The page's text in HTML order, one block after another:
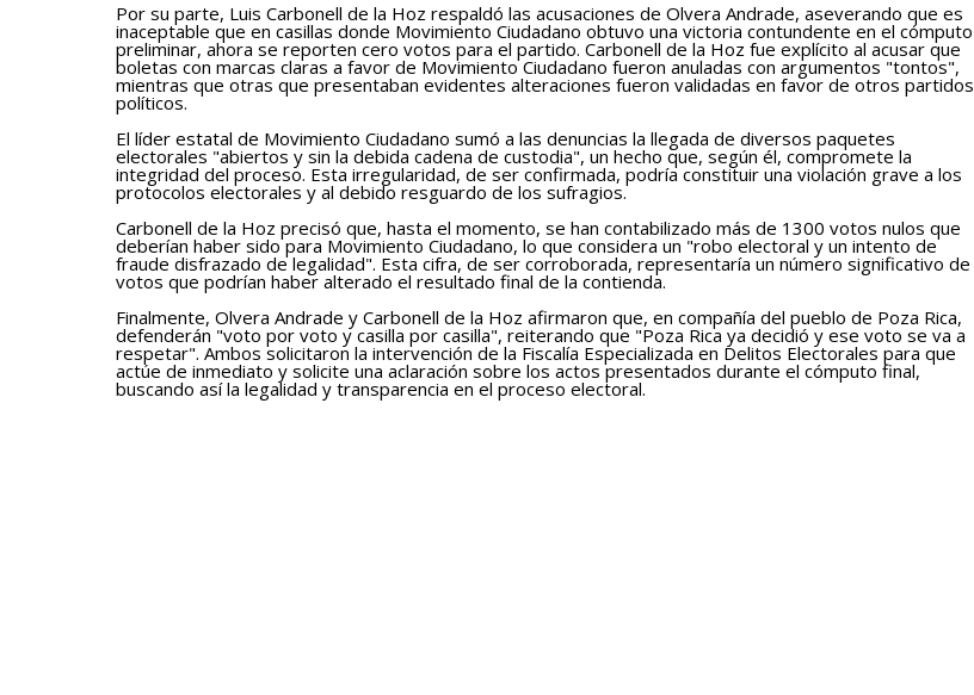
Por su parte, Luis Carbonell de la Hoz respaldó las acusaciones de Olvera Andrade, aseverando que es
inaceptable que en casillas donde Movimiento Ciudadano obtuvo una victoria contundente en el cómputo
preliminar, ahora se reporten cero votos para el partido. Carbonell de la Hoz fue explícito al acusar que
boletas con marcas claras a favor de Movimiento Ciudadano fueron anuladas con argumentos "tontos",
mientras que otras que presentaban evidentes alteraciones fueron validadas en favor de otros partidos
políticos.
El líder estatal de Movimiento Ciudadano sumó a las denuncias la llegada de diversos paquetes
electorales "abiertos y sin la debida cadena de custodia", un hecho que, según él, compromete la
integridad del proceso. Esta irregularidad, de ser confirmada, podría constituir una violación grave a los
protocolos electorales y al debido resguardo de los sufragios.
Carbonell de la Hoz precisó que, hasta el momento, se han contabilizado más de 1300 votos nulos que
deberían haber sido para Movimiento Ciudadano, lo que considera un "robo electoral y un intento de
fraude disfrazado de legalidad". Esta cifra, de ser corroborada, representaría un número significativo de
votos que podrían haber alterado el resultado final de la contienda.
Finalmente, Olvera Andrade y Carbonell de la Hoz afirmaron que, en compañía del pueblo de Poza Rica,
defenderán "voto por voto y casilla por casilla", reiterando que "Poza Rica ya decidió y ese voto se va a
respetar". Ambos solicitaron la intervención de la Fiscalía Especializada en Delitos Electorales para que
actúe de inmediato y solicite una aclaración sobre los actos presentados durante el cómputo final,
buscando así la legalidad y transparencia en el proceso electoral.